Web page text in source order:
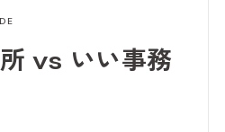
vs いい事務